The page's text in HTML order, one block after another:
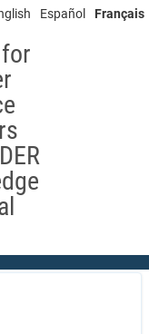
Español Français